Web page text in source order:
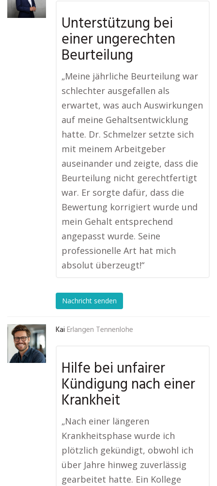
Unterstützung bei
einer ungerechten
Beurteilung
„Meine jährliche Beurteilung war
schlechter ausgefallen als
erwartet, was auch Auswirkungen
auf meine Gehaltsentwicklung
hatte. Dr. Schmelzer setzte sich
mit meinem Arbeitgeber
auseinander und zeigte, dass die
Beurteilung nicht gerechtfertigt
war. Er sorgte dafür, dass die
Bewertung korrigiert wurde und
mein Gehalt entsprechend
angepasst wurde. Seine
professionelle Art hat mich
absolut überzeugt!“
Nachricht senden
Kai Erlangen Tennenlohe
Hilfe bei unfairer
Kündigung nach einer
Krankheit
„Nach einer längeren
Krankheitsphase wurde ich
plötzlich gekündigt, obwohl ich
über Jahre hinweg zuverlässig
gearbeitet hatte. Ein Kollege